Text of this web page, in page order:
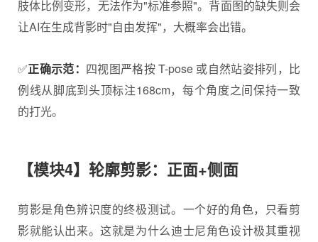
肢体比例变形，无法作为"标准参照"。背面图的缺失则会
让AI在生成背影时"自由发挥"，大概率会出错。
✅正确示范： 四视图严格按 T-pose 或自然站姿排列，比
例线从脚底到头顶标注168cm，每个角度之间保持一致
的打光。
【模块4】轮廓剪影：正面+侧面
剪影是角色辨识度的终极测试。一个好的角色，只看剪
影就能认出来。这就是为什么迪士尼角色设计极其重视